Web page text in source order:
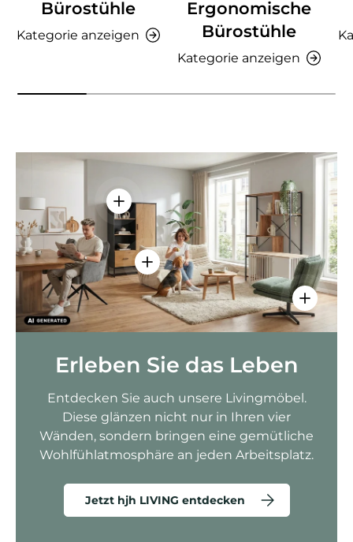
Bürostühle
Kategorie anzeigen
Ergonomische
Bürostühle
Kategorie anzeigen
Einzelheiten anzeigen - AMIO H -
Einzelheiten anzeigen - Sitzolo 2
Erleben Sie das Leben
Entdecken Sie auch unsere Livingmöbel.
Diese glänzen nicht nur in Ihren vier
Wänden, sondern bringen eine gemütliche
Wohlfühlatmosphäre an jeden Arbeitsplatz.
Jetzt hjh LIVING entdecken